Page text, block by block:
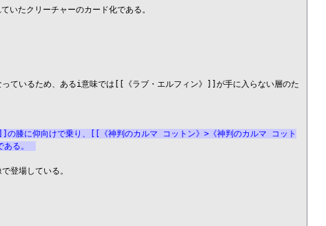
たクリーチャーのカード化である。
いるため、あるi意味では[[《ラブ・エルフィン》]]が手に入らない層のた
膝に仰向けで乗り、[[《神判のカルマ コットン》>《神判のカルマ コット
る。
登場している。